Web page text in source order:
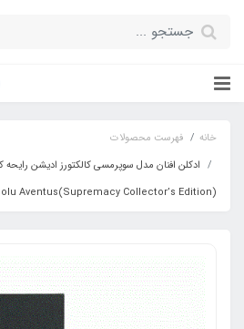
خانه
فهرست محصولات
ادکلن افنان مدل سوپرمسی کالکتورز ادیشن رایحه
(Supremacy Collector’s Edition)Creed Absolu Aventus